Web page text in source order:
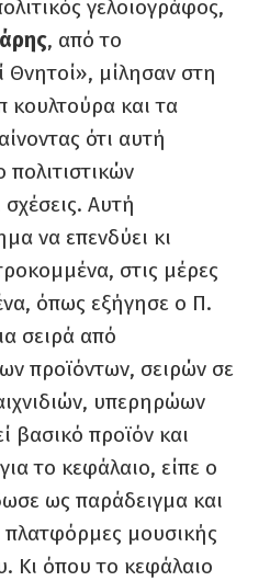
γελοιογράφος,
, από το
Θνητοί», μίλησαν στη
κουλτούρα και τα
ότι αυτή
πολιτιστικών
Αυτή
να επενδύει κι
στις μέρες
όπως εξήγησε ο Π.
σειρά από
προϊόντων, σειρών σε
υπερηρώων
βασικό προϊόν και
το κεφάλαιο, είπε ο
ως παράδειγμα και
πλατφόρμες μουσικής
Κι όπου το κεφάλαιο